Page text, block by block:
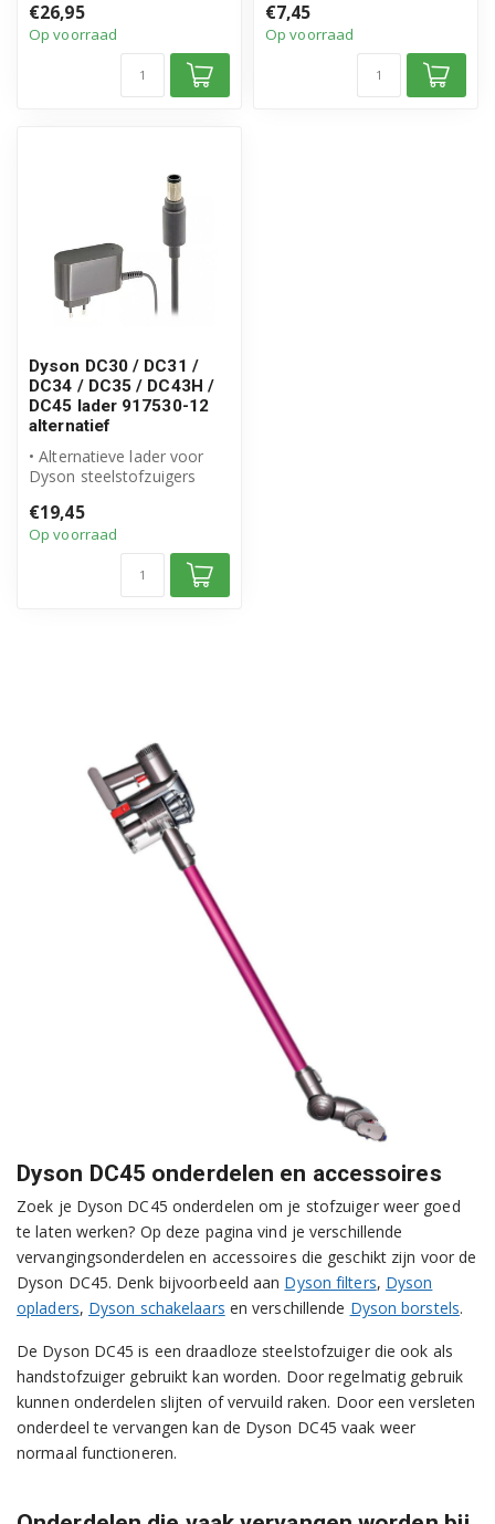
meer...
€26,95
Op voorraad
onderdeel 9170...
€7,45
Op voorraad
Dyson DC30 / DC31 /
DC34 / DC35 / DC43H /
DC45 lader 917530-12
alternatief
• Alternatieve lader voor
Dyson steelstofzuigers
onderdeel...
€19,45
Op voorraad
Dyson DC45 onderdelen en accessoires
Zoek je Dyson DC45 onderdelen om je stofzuiger weer goed
te laten werken? Op deze pagina vind je verschillende
vervangingsonderdelen en accessoires die geschikt zijn voor de
Dyson DC45. Denk bijvoorbeeld aan Dyson filters, Dyson
opladers, Dyson schakelaars en verschillende Dyson borstels.
De Dyson DC45 is een draadloze steelstofzuiger die ook als
handstofzuiger gebruikt kan worden. Door regelmatig gebruik
kunnen onderdelen slijten of vervuild raken. Door een versleten
onderdeel te vervangen kan de Dyson DC45 vaak weer
normaal functioneren.